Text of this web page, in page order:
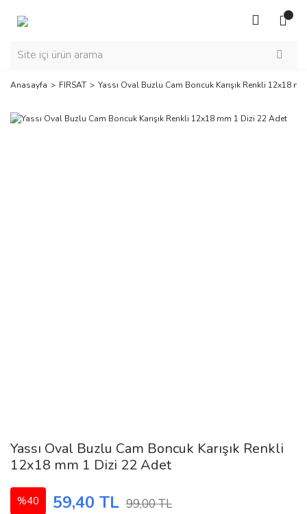
Anasayfa FIRSAT Yassı Oval Buzlu Cam Boncuk Karışık Renkli 12x18
Yassı Oval Buzlu Cam Boncuk Karışık Renkli
12x18 mm 1 Dizi 22 Adet
%40 59,40 TL 99,00 TL